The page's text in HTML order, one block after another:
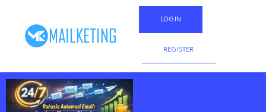
LOGIN
REGISTER